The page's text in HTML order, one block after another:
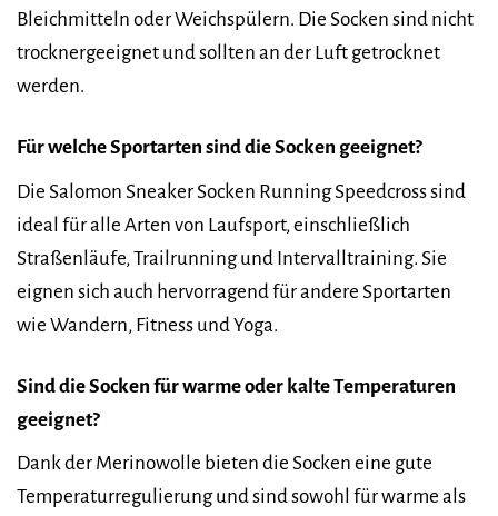
Bleichmitteln oder Weichspülern. Die Socken sind nicht
trocknergeeignet und sollten an der Luft getrocknet
werden.
Für welche Sportarten sind die Socken geeignet?
Die Salomon Sneaker Socken Running Speedcross sind
ideal für alle Arten von Laufsport, einschließlich
Straßenläufe, Trailrunning und Intervalltraining. Sie
eignen sich auch hervorragend für andere Sportarten
wie Wandern, Fitness und Yoga.
Sind die Socken für warme oder kalte Temperaturen
geeignet?
Dank der Merinowolle bieten die Socken eine gute
Temperaturregulierung und sind sowohl für warme als